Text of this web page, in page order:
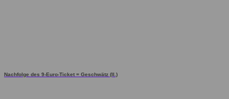
Nachfolge des 9-Euro-Ticket = Geschwätz (II.)